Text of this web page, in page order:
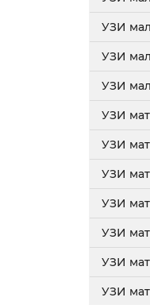
УЗИ
УЗИ
УЗИ
УЗИ
УЗИ
УЗИ
УЗИ
УЗИ
УЗИ
УЗИ